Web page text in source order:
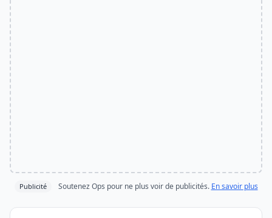
Publicité Soutenez Ops pour ne plus voir de publicités. En savoir plus